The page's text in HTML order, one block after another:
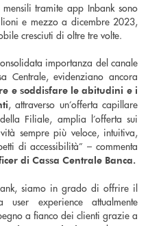
tramite app Inbank sono
e mezzo a dicembre 2023,
cresciuti di oltre tre volte.
importanza del canale
Centrale, evidenziano ancora
e soddisfare le abitudini e i
, attraverso un’offerta capillare
Filiale, amplia l’offerta sui
sempre più veloce, intuitiva,
di accessibilità” – commenta
di Cassa Centrale Banca.
siamo in grado di offrire il
experience attualmente
a fianco dei clienti grazie a